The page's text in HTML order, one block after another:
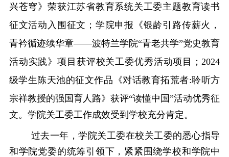
兴苍穹》荣获江苏省教育系统关工委主题教育读书
征文活动入围征文；学院申报 《银龄引路传薪火，
青衿循迹续华章——波特兰学院“青老共学”党史教育
活动实践》项目 获评校关工委优秀活动项目； 2024
级学生陈天池的征文作品 《对话教育拓荒者:聆听方
宗祥教授的强国育人路》获评“读懂中国”活动优秀征
文。 学院关工委工作成效受到学校充分肯定。
过去一年，学院关工委在校关工委的悉心指导
和学院党委的统筹引领下，紧紧围绕学校和学院中